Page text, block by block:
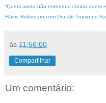
“Quem ainda não entendeu contra quem
Flávio Bolsonaro com Donald Trump no
às 11:56:00
Compartilhar
Um comentário: